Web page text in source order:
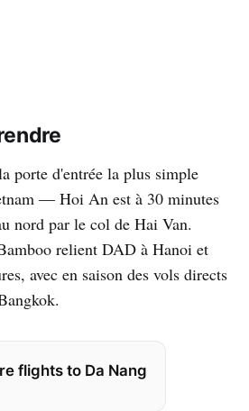
porte d'entrée la plus simple
— Hoi An est à 30 minutes
nord par le col de Hai Van.
relient DAD à Hanoi et
avec en saison des vols directs
flights to Da Nang